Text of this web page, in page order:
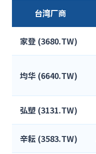
台湾厂商
家登 (3680.TW)
均华 (6640.TW)
弘塑 (3131.TW)
辛耘 (3583.TW)